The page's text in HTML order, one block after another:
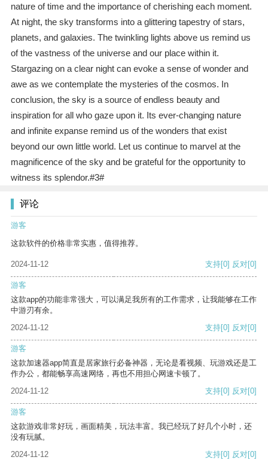
nature of time and the importance of cherishing each moment.
At night, the sky transforms into a glittering tapestry of stars,
planets, and galaxies. The twinkling lights above us remind us
of the vastness of the universe and our place within it.
Stargazing on a clear night can evoke a sense of wonder and
awe as we contemplate the mysteries of the cosmos. In
conclusion, the sky is a source of endless beauty and
inspiration for all who gaze upon it. Its ever-changing nature
and infinite expanse remind us of the wonders that exist
beyond our own little world. Let us continue to marvel at the
magnificence of the sky and be grateful for the opportunity to
witness its splendor.#3#
评论
游客
这款软件的价格非常实惠，值得推荐。
2024-11-12 支持[0] 反对[0]
游客
这款app的功能非常强大，可以满足我所有的工作需求，让我能够在工作
中游刃有余。
2024-11-12
支持[0] 反对[0]
游客
这款加速器app简直是居家旅行必备神器，无论是看视频、玩游戏还是工
作办公，都能畅享高速网络，再也不用担心网速卡顿了。
2024-11-12
支持[0] 反对[0]
游客
这款游戏非常好玩，画面精美，玩法丰富。我已经玩了好几个小时，还
没有玩腻。
2024-11-12
支持[0] 反对[0]